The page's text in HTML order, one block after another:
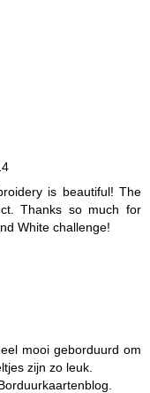
is beautiful! The
Thanks so much for
White challenge!
mooi geborduurd om
zijn zo leuk.